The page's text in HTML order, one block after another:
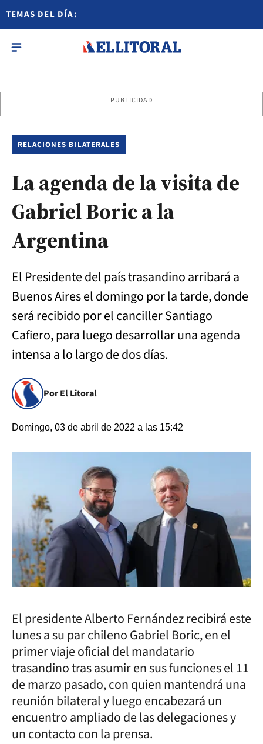
TEMAS DEL DÍA:
PUBLICIDAD
RELACIONES BILATERALES
La agenda de la visita de
Gabriel Boric a la
Argentina
El Presidente del país trasandino arribará a
Buenos Aires el domingo por la tarde, donde
será recibido por el canciller Santiago
Cafiero, para luego desarrollar una agenda
intensa a lo largo de dos días.
Por El Litoral
Domingo, 03 de abril de 2022 a las 15:42
El presidente Alberto Fernández recibirá este
lunes a su par chileno Gabriel Boric, en el
primer viaje oficial del mandatario
trasandino tras asumir en sus funciones el 11
de marzo pasado, con quien mantendrá una
reunión bilateral y luego encabezará un
encuentro ampliado de las delegaciones y
un contacto con la prensa.